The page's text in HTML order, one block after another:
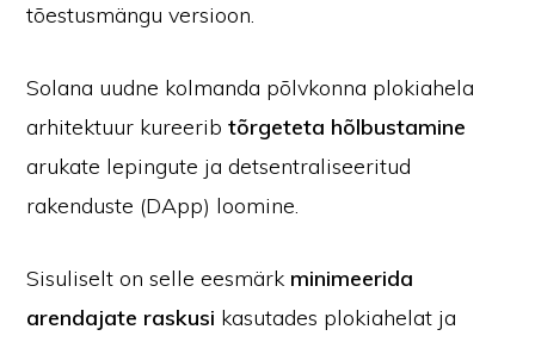
tõestusmängu versioon.
Solana uudne kolmanda põlvkonna plokiahela
arhitektuur kureeribtõrgeteta hõlbustamine
arukate lepingute ja detsentraliseeritud
rakenduste (DApp) loomine.
Sisuliselt on selle eesmärk minimeerida
arendajate raskusi kasutades plokiahelat ja